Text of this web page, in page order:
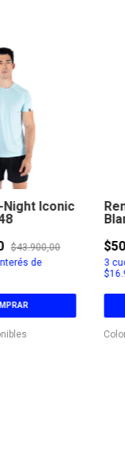
Night Iconic
$43.900,00
de
3